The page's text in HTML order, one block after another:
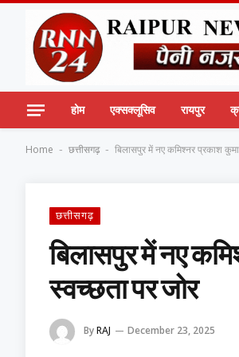
होम एक्सक्लूसिव रायपुर
Home - छत्तीसगढ़ - बिलासपुर में नए कमिश्नर प्रकाश
छत्तीसगढ़
बिलासपुर में नए
स्वच्छता पर जोर
ByRAJ December 23, 2025